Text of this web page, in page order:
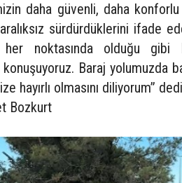
daha güvenli, daha
aralıksız sürdürdüklerini ifade
her noktasında olduğu
Baraj yolumuzda
hayırlı olmasını diliyorum”
Bozkurt